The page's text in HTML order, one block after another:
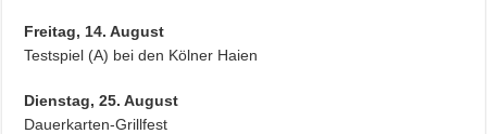
Freitag, 14. August
Testspiel (A) bei den Kölner Haien
Dienstag, 25. August
Dauerkarten-Grillfest